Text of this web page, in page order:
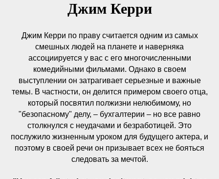
Джим Керри
Джим Керри по праву считается одним из самых
смешных людей на планете и наверняка
ассоциируется у вас с его многочисленными
комедийными фильмами. Однако в своем
выступлении он затрагивает серьезные и важные
темы. В частности, он делится примером своего отца,
который посвятил полжизни нелюбимому, но
"безопасному" делу, – бухгалтерии – но все равно
столкнулся с неудачами и безработицей. Это
послужило жизненным уроком для будущего актера, и
поэтому в своей речи он призывает всех не бояться
следовать за мечтой.